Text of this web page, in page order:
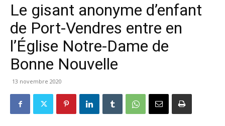
Le gisant anonyme d’enfant
de Port-Vendres entre en
l’Église Notre-Dame de
Bonne Nouvelle
13 novembre 2020